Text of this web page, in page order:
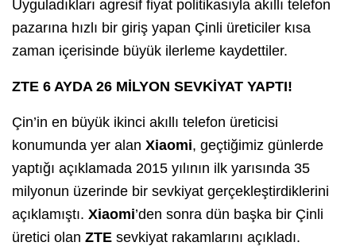
Uyguladıkları agresif fiyat politikasıyla akıllı telefon
pazarına hızlı bir giriş yapan Çinli üreticiler kısa
zaman içerisinde büyük ilerleme kaydettiler.
ZTE 6 AYDA 26 MİLYON SEVKİYAT YAPTI!
Çin’in en büyük ikinci akıllı telefon üreticisi
konumunda yer alan Xiaomi, geçtiğimiz günlerde
yaptığı açıklamada 2015 yılının ilk yarısında 35
milyonun üzerinde bir sevkiyat gerçekleştirdiklerini
açıklamıştı. Xiaomi’den sonra dün başka bir Çinli
üretici olan ZTE sevkiyat rakamlarını açıkladı.